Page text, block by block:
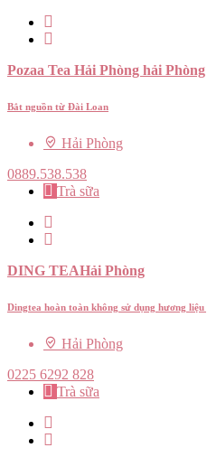
Pozaa Tea Hải Phòng hải Phòng
Bắt nguồn từ Đài Loan
Hải Phòng
0889.538.538
Trà sữa
DING TEAHải Phòng
Dingtea hoàn toàn không sử dụng hương liệu
Hải Phòng
0225 6292 828
Trà sữa